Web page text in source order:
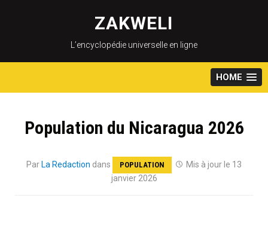
content
ZAKWELI
L’encyclopédie universelle en ligne
HOME
Population du Nicaragua 2026
Par La Redaction dans POPULATION
Mis à jour le 13
janvier 2026